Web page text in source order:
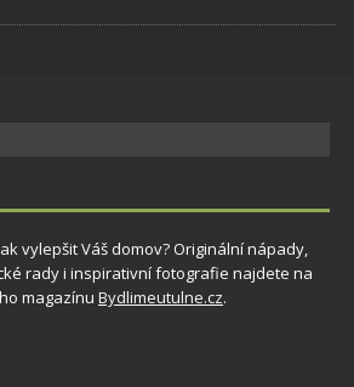
vylepšit Váš domov? Originální nápady,
rady i inspirativní fotografie najdete na
magazínu Bydlimeutulne.cz.